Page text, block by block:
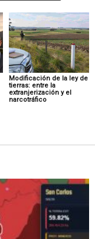
Modificación de la ley de
tierras: entre la
extranjerización y el
narcotráfico